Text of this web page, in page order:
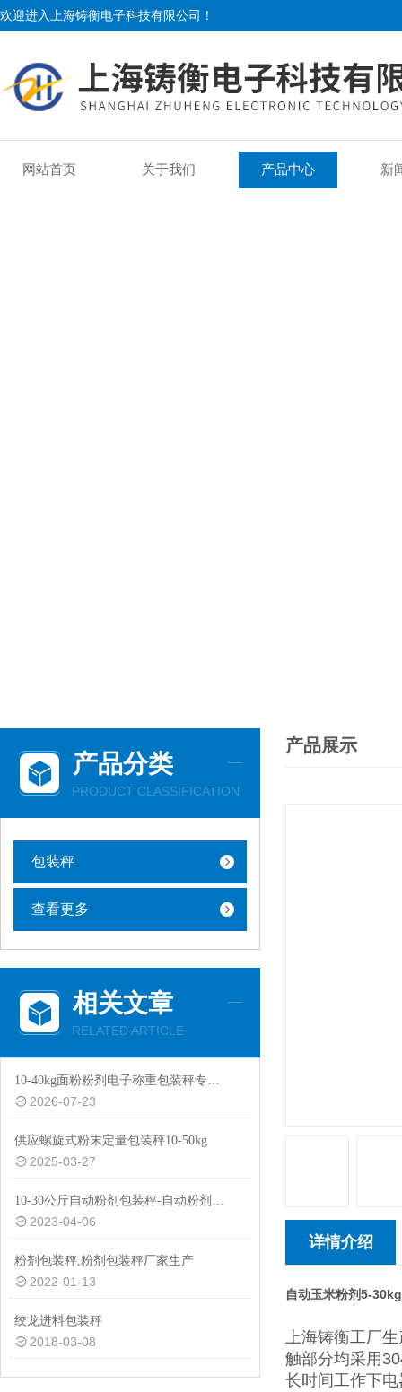
欢迎进入上海铸衡电子科技有限公司！
网站首页 关于我们 产品中心 新
产品分类
PRODUCT CLASSIFICATION
包装秤
查看更多
相关文章
RELATED ARTICLE
10-40kg面粉粉剂电子称重包装秤专用设备
2026-07-23
供应螺旋式粉末定量包装秤10-50kg
2025-03-27
10-30公斤自动粉剂包装秤-自动粉剂防尘防爆功能包装机厂家生产
2023-04-06
粉剂包装秤,粉剂包装秤厂家生产
2022-01-13
绞龙进料包装秤
2018-03-08
产品展示
详情介绍
自动玉米粉剂5-
上海铸衡工厂
触部分均采用
长时间工作下